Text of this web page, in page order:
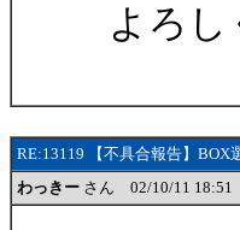
よろ
RE:13119 【不具合報告】BOX
わっきー さん 02/10/11 18:51